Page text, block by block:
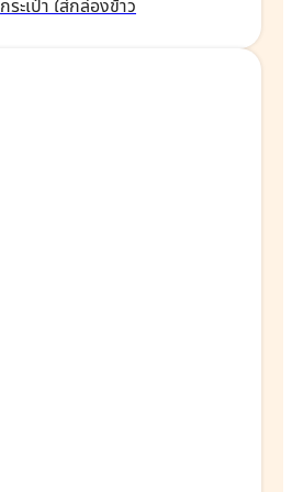
กระเป๋า ใส่กล่องข้าว